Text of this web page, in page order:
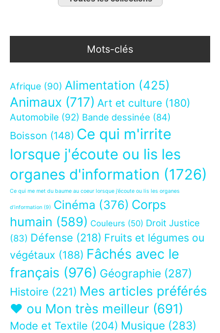
Mots-clés
Afrique (90) Alimentation (425)
Animaux (717) Art et culture (180)
Automobile (92) Bande dessinée (84)
Boisson (148) Ce qui m'irrite
lorsque j'écoute ou lis les
organes d'information (1726)
Ce qui me met du baume au coeur lorsque j’écoute ou lis les organes
d’information (9) Cinéma (376) Corps
humain (589) Couleurs (50) Droit Justice
(83) Défense (218) Fruits et légumes ou
végétaux (188) Fâchés avec le
français (976) Géographie (287)
Histoire (221) Mes articles préférés
❤ ou Mon très meilleur (691)
Mode et Textile (204) Musique (283)